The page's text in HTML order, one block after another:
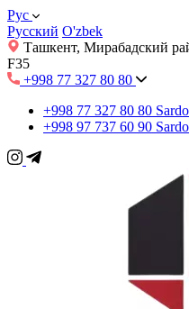
Рус
Русский O'zbek
Ташкент, Мирабадский
F35
+998 77 327 80 80
+998 77 327 80 80
+998 97 737 60 90